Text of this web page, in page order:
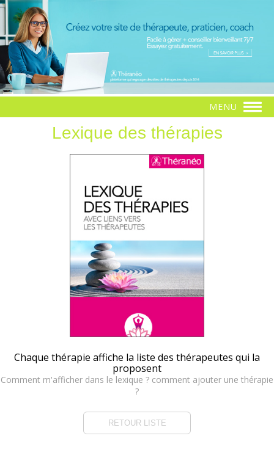
MENU
Lexique des thérapies
Chaque thérapie affiche la liste des thérapeutes qui la
proposent
Comment m'afficher dans le lexique ? comment ajouter une thérapie
?
RETOUR LISTE